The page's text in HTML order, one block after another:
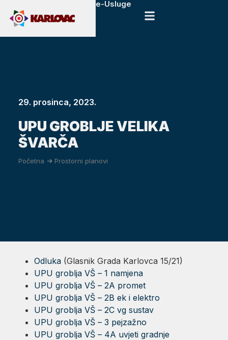
e-Usluge
29. prosinca, 2023.
UPU GROBLJE VELIKA
ŠVARČA
Početna -> Prostorni planovi
Odluka (Glasnik Grada Karlovca 15/21)
UPU groblja VŠ – 1 namjena
UPU groblja VŠ – 2A promet
UPU groblja VŠ – 2B ek i elektro
UPU groblja VŠ – 2C vg sustav
UPU groblja VŠ – 3 pejzažno
UPU groblja VŠ – 4A uvjeti gradnje